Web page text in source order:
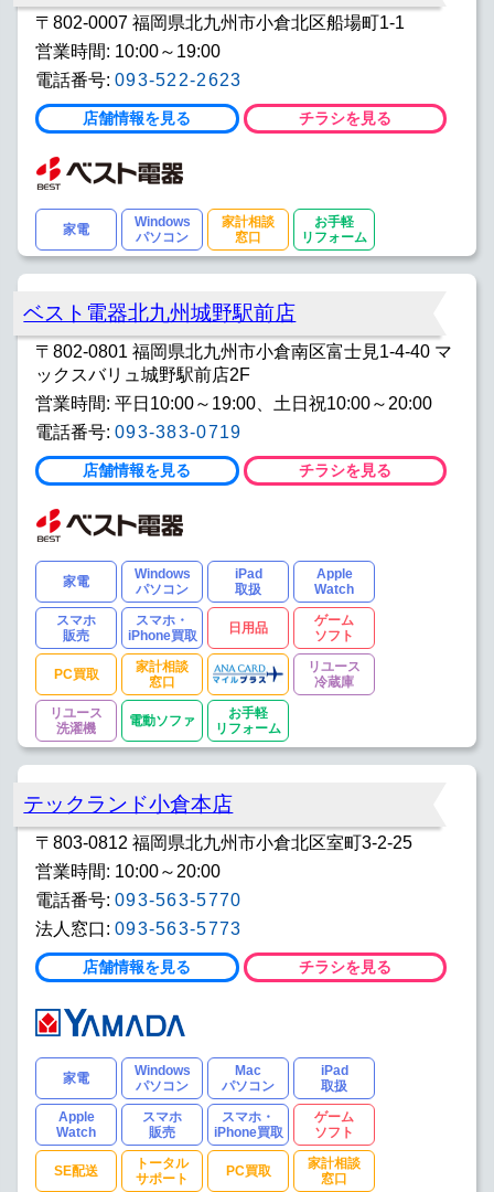
〒802-0007 福岡県北九州市小倉北区船場町1-1
営業時間: 10:00～19:00
電話番号: 093-522-2623
店舗情報を見る チラシを見る
家電
Windows
パソコン
家計相談
窓口
お手軽
リフォーム
ベスト電器北九州城野駅前店
〒802-0801 福岡県北九州市小倉南区富士見1-4-40 マ
ックスバリュ城野駅前店2F
営業時間: 平日10:00～19:00、土日祝10:00～20:00
電話番号: 093-383-0719
店舗情報を見る チラシを見る
家電
Windows
パソコン
iPad
取扱
Apple
Watch
スマホ
販売
スマホ・
iPhone買取
日用品
ゲーム
ソフト
PC買取
家計相談
窓口
リユース
冷蔵庫
リユース
洗濯機
電動ソファ
お手軽
リフォーム
テックランド小倉本店
〒803-0812 福岡県北九州市小倉北区室町3-2-25
営業時間: 10:00～20:00
電話番号: 093-563-5770
法人窓口: 093-563-5773
店舗情報を見る チラシを見る
家電
Windows
パソコン
Mac
パソコン
iPad
取扱
Apple
Watch
スマホ
販売
スマホ・
iPhone買取
ゲーム
ソフト
SE配送
トータル
サポート
PC買取
家計相談
窓口